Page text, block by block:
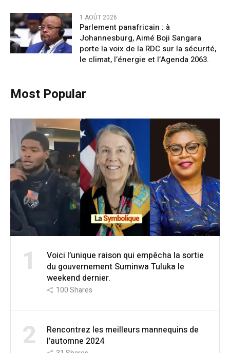
1 AOÛT 2026
Parlement panafricain : à
Johannesburg, Aimé Boji Sangara
porte la voix de la RDC sur la sécurité,
le climat, l’énergie et l’Agenda 2063.
Most Popular
1
Voici l’unique raison qui empêcha la sortie
du gouvernement Suminwa Tuluka le
weekend dernier.
100Shares
2
Rencontrez les meilleurs mannequins de
l’automne 2024